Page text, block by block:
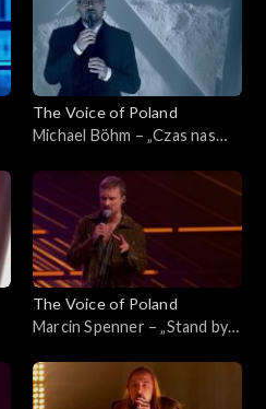
2025
The Voice of Poland
Michael Böhm – „Czas nas
Poland”, Live 3, 22 listopada
2025
The Voice of Poland
Marcin Spenner – „Stand by
Poland”, Live 2, 15 listopada
2025